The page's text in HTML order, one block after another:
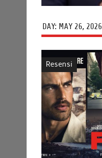
DAY: MAY 26, 2026
Resensi